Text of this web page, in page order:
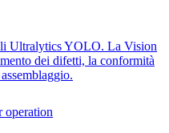
Ultralytics YOLO. La Vision
dei difetti, la conformità